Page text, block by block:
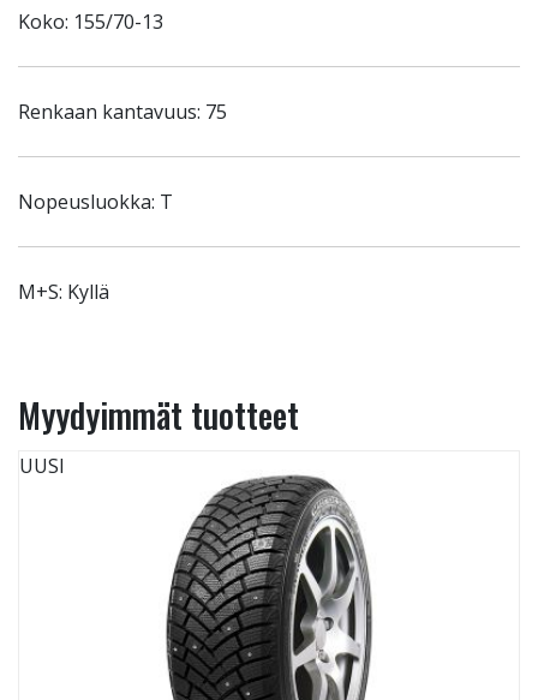
Koko: 155/70-13
Renkaan kantavuus: 75
Nopeusluokka: T
M+S: Kyllä
Myydyimmät tuotteet
UUSI